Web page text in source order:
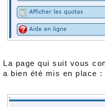
La page qui suit vous
a bien été mis en place :